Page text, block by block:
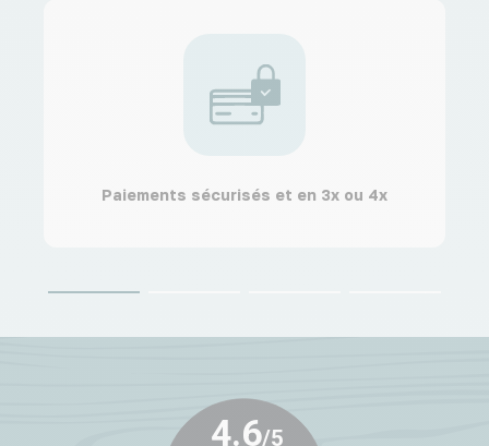
Paiements sécurisés et en 3x ou 4x